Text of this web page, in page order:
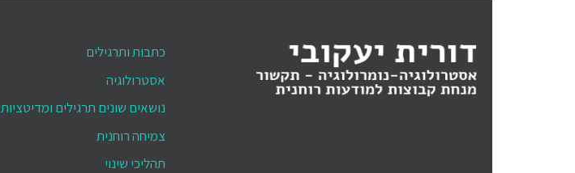
כתבות ותרגילים
אסטרולוגיה
נושאים שונים תרגילים ומדיטציות
צמיחה רוחנית
תהליכי שינוי